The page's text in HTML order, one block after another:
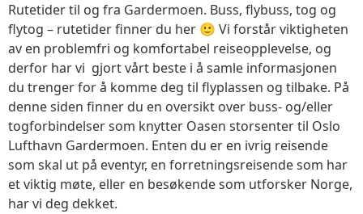
Rutetider til og fra Gardermoen. Buss, flybuss, tog og
flytog – rutetider finner du her 🙂 Vi forstår viktigheten
av en problemfri og komfortabel reiseopplevelse, og
derfor har vi gjort vårt beste i å samle informasjonen
du trenger for å komme deg til flyplassen og tilbake. På
denne siden finner du en oversikt over buss- og/eller
togforbindelser som knytter Oasen storsenter til Oslo
Lufthavn Gardermoen. Enten du er en ivrig reisende
som skal ut på eventyr, en forretningsreisende som har
et viktig møte, eller en besøkende som utforsker Norge,
har vi deg dekket.